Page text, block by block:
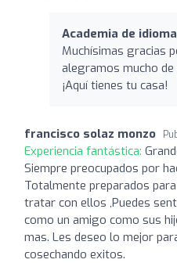
Academia de
Muchísimas gracias
alegramos mucho
¡Aquí tienes tu casa!
francisco solaz monzo
Experiencia fantástica:
Siempre preocupados por
Totalmente preparados
tratar con ellos ,Puedes
como un amigo como sus
mas. Les deseo lo mejor
cosechando exitos.